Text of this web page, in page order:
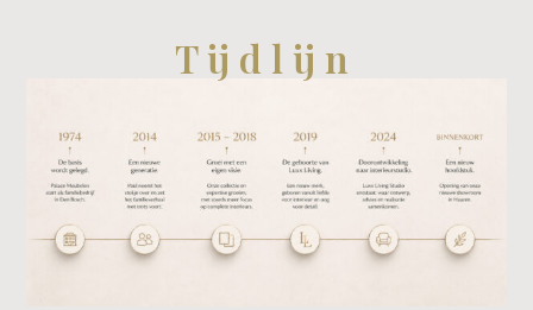
Tijdlijn